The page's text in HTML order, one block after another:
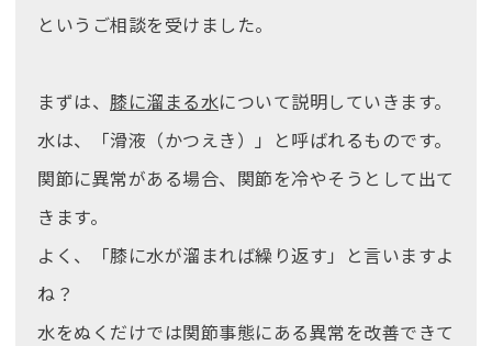
というご相談を受けました。
まずは、 膝に溜まる水について説明していきます。
水は、「滑液（かつえき）」と呼ばれるものです。
関節に異常がある場合、関節を冷やそうとして出て
きます。
よく、「膝に水が溜まれば繰り返す」と言いますよ
ね？
水をぬくだけでは関節事態にある異常を改善できて